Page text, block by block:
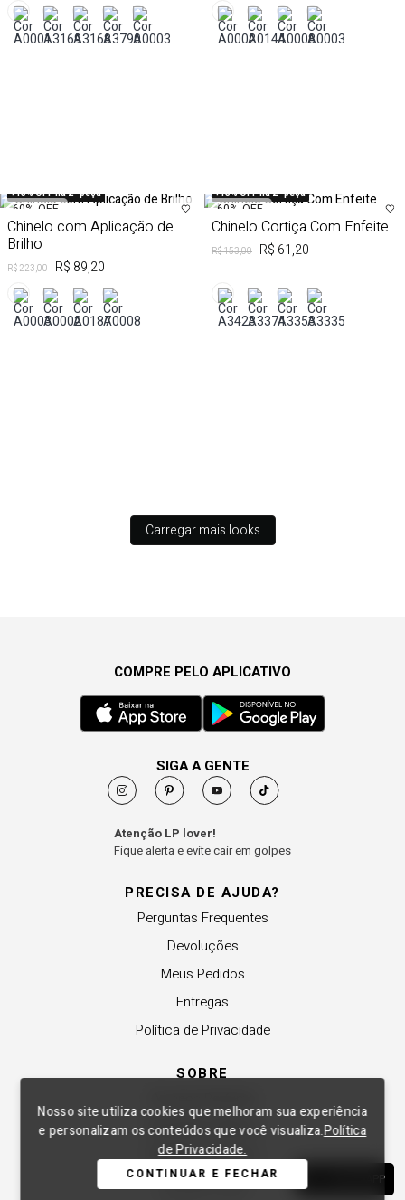
WHATSAPP
Nosso site utiliza cookies que melhoram sua experiência
e personalizam os conteúdos que você visualiza.Política
de Privacidade.
CONTINUAR E FECHAR
+15% OFF na 2ª peça
60% OFF
Chinelo com Aplicação de
Brilho
R$ 223,00 R$ 89,20
+15% OFF na 2ª peça
60% OFF
Chinelo Cortiça Com Enfeite
R$ 153,00 R$ 61,20
Carregar mais looks
PRECISA DE AJUDA?
Perguntas Frequentes
Devoluções
Meus Pedidos
Entregas
Política de Privacidade
SOBRE
Revender a Marca
Trabalhe Conosco
Compre Local
COMPRE PELO APLICATIVO
SIGA A GENTE
Atenção LP lover!
Fique alerta e evite cair em golpes